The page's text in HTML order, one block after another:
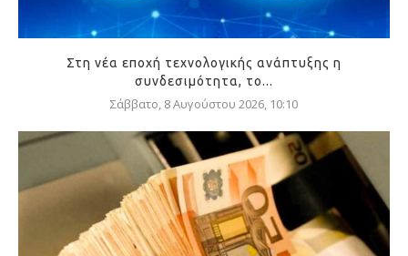
Στη νέα εποχή τεχνολογικής ανάπτυξης η
συνδεσιμότητα, το...
Σάββατο, 8 Αυγούστου 2026, 10:10